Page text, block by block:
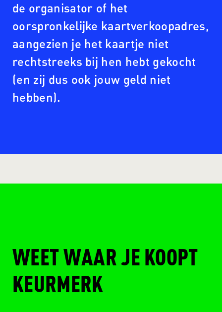
de organisator of het
oorspronkelijke kaartverkoopadres,
aangezien je het kaartje niet
rechtstreeks bij hen hebt gekocht
(en zij dus ook jouw geld niet
hebben).
WEET WAAR JE KOOPT
KEURMERK